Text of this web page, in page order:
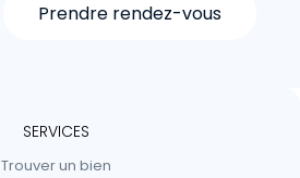
Prendre rendez-vous
SERVICES
Trouver un bien